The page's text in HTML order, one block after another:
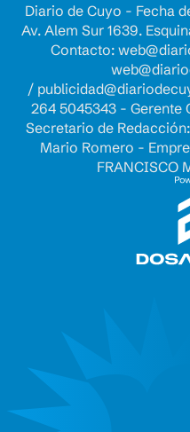
Diario de Cuyo - Fecha
Av. Alem Sur 1639.
Contacto:
/
264 5045343 - Gerente
Secretario de
Mario Romero -
FRANCISCO